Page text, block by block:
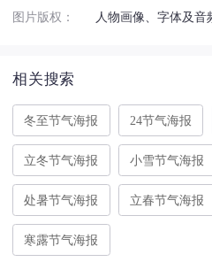
图片版权： 人物画像、字体及音
相关搜索
冬至节气海报 24节气海报
立冬节气海报 小雪节气海报
处暑节气海报 立春节气海报
寒露节气海报